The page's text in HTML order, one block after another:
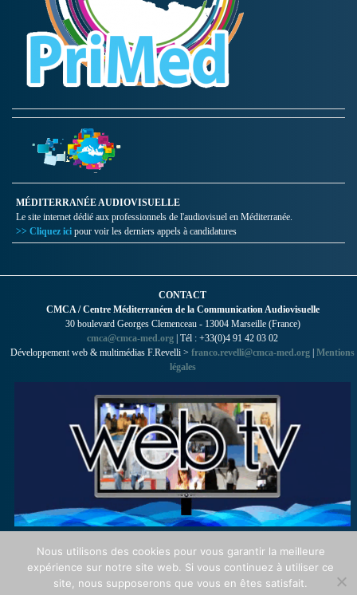
MÉDITERRANÉE AUDIOVISUELLE
Le site internet dédié aux professionnels de l'audiovisuel en Méditerranée.
>> Cliquez ici pour voir les derniers appels à candidatures
CONTACT
CMCA / Centre Méditerranéen de la Communication Audiovisuelle
30 boulevard Georges Clemenceau - 13004 Marseille (France)
cmca@cmca-med.org | Tél : +33(0)4 91 42 03 02
Développement web & multimédias F.Revelli > franco.revelli@cmca-med.org Mentions
légales
Nous utilisons des cookies pour vous garantir la meilleure
expérience sur notre site web. Si vous continuez à utiliser ce
site, nous supposerons que vous en êtes satisfait.